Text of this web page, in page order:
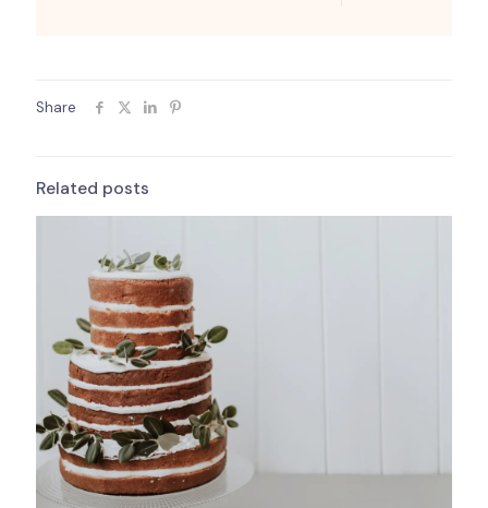
Share
Related posts